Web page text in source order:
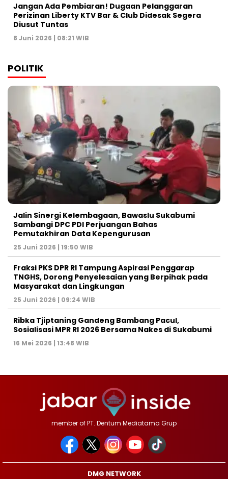
Jangan Ada Pembiaran! Dugaan Pelanggaran
Perizinan Liberty KTV Bar & Club Didesak Segera
Diusut Tuntas
8 Juni 2026 | 08:21 WIB
POLITIK
Jalin Sinergi Kelembagaan, Bawaslu Sukabumi
Sambangi DPC PDI Perjuangan Bahas
Pemutakhiran Data Kepengurusan
25 Juni 2026 | 19:50 WIB
‎Fraksi PKS DPR RI Tampung Aspirasi Penggarap
TNGHS, Dorong Penyelesaian yang Berpihak pada
Masyarakat dan Lingkungan‎
25 Juni 2026 | 09:24 WIB
Ribka Tjiptaning Gandeng Bambang Pacul,
Sosialisasi MPR RI 2026 Bersama Nakes di Sukabumi
16 Mei 2026 | 13:48 WIB
member of PT. Dentum Mediatama Grup
DMG NETWORK